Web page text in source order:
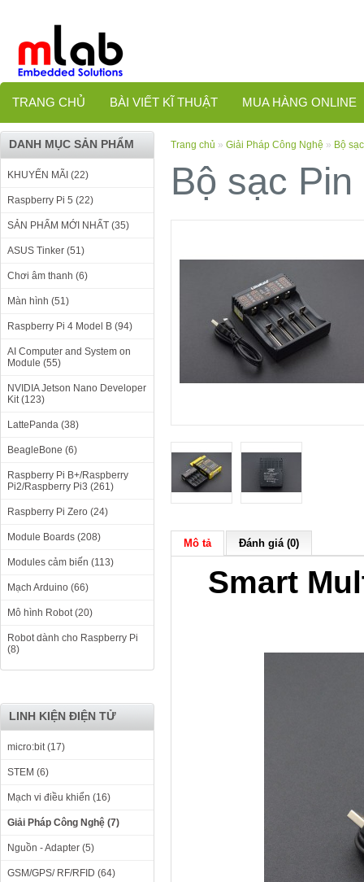
TRANG CHỦ BÀI VIẾT KĨ THUẬT MUA HÀNG ONLINE
DANH MỤC SẢN PHẨM
KHUYẾN MÃI (22)
Raspberry Pi 5 (22)
SẢN PHẨM MỚI NHẤT (35)
ASUS Tinker (51)
Chơi âm thanh (6)
Màn hình (51)
Raspberry Pi 4 Model B (94)
AI Computer and System on
Module (55)
NVIDIA Jetson Nano Developer
Kit (123)
LattePanda (38)
BeagleBone (6)
Raspberry Pi B+/Raspberry
Pi2/Raspberry Pi3 (261)
Raspberry Pi Zero (24)
Module Boards (208)
Modules cảm biến (113)
Mạch Arduino (66)
Mô hình Robot (20)
Robot dành cho Raspberry Pi
(8)
LINH KIỆN ĐIỆN TỬ
micro:bit (17)
STEM (6)
Mạch vi điều khiển (16)
Giải Pháp Công Nghệ (7)
Nguồn - Adapter (5)
GSM/GPS/ RF/RFID (64)
Trang chủ » Giải Pháp Công Nghệ » Bộ
Bộ sạc
Mô tả Đánh giá (0)
Smart